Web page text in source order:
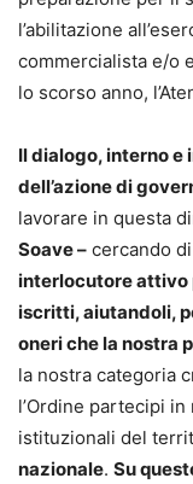
l’abilitazione
commercialista e/o
lo scorso anno,
Il dialogo, interno
dell’azione di
lavorare in questa
Soave – cercando di
interlocutore attivo
iscritti, aiutandoli,
oneri che la nostra
la nostra categoria
l’Ordine partecipi
istituzionali del
nazionale. Su